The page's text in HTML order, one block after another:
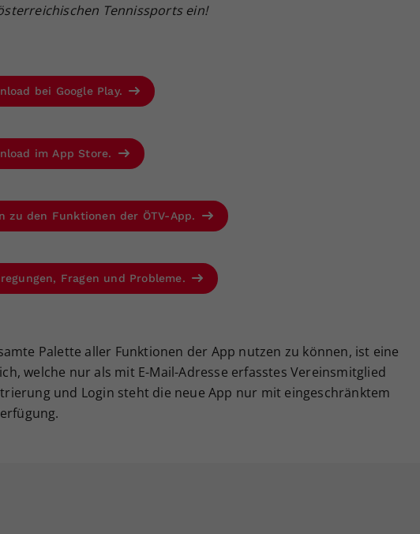
Tennissports ein!
bei Google Play.
im App Store.
zu den Funktionen der ÖTV-App.
Fragen und Probleme.
Palette aller Funktionen der App nutzen zu können, ist eine
welche nur als mit E-Mail-Adresse erfasstes Vereinsmitglied
und Login steht die neue App nur mit eingeschränktem